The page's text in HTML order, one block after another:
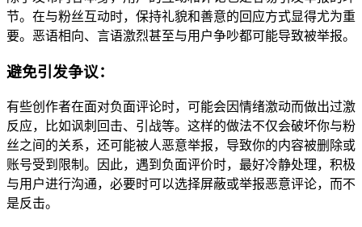
节。在与粉丝互动时，保持礼貌和善意的回应方式显得尤为重
要。恶语相向、言语激烈甚至与用户争吵都可能导致被举报。
避免引发争议：
有些创作者在面对负面评论时，可能会因情绪激动而做出过激
反应，比如讽刺回击、引战等。这样的做法不仅会破坏你与粉
丝之间的关系，还可能被人恶意举报，导致你的内容被删除或
账号受到限制。因此，遇到负面评价时，最好冷静处理，积极
与用户进行沟通，必要时可以选择屏蔽或举报恶意评论，而不
是反击。